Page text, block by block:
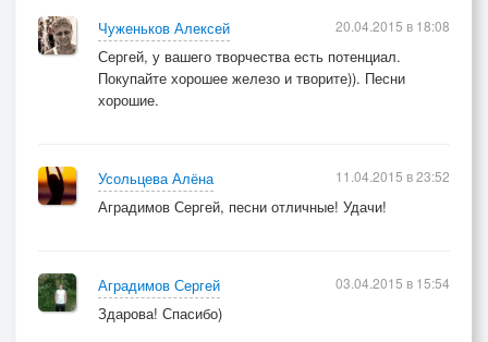
Чуженьков Алексей
Сергей, у вашего творчества есть потенциал.
Покупайте хорошее железо и творите)). Песни
хорошие.
20.04.2015 в 18:08
Усольцева Алёна
Аградимов Сергей, песни отличные! Удачи!
11.04.2015 в 23:52
Аградимов Сергей
Здарова! Спасибо)
03.04.2015 в 15:54